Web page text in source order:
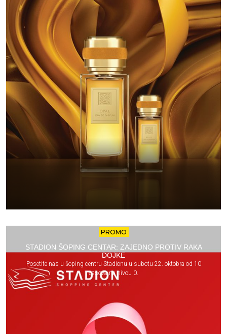
PROMO
STADION ŠOPING CENTAR: ZAJEDNO PROTIV RAKA
DOJKE
Posetite nas u šoping centru Stadionu u subotu 22. oktobra od 10
časova na nivou 0.